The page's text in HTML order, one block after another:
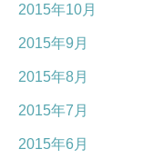
2015年10月
2015年9月
2015年8月
2015年7月
2015年6月